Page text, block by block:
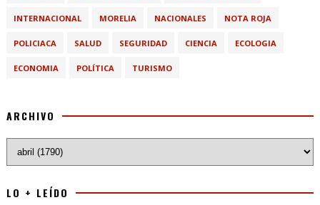
INTERNACIONAL MORELIA NACIONALES NOTA ROJA
POLICIACA SALUD SEGURIDAD CIENCIA ECOLOGIA
ECONOMIA POLÍTICA TURISMO
ARCHIVO
LO + LEÍDO